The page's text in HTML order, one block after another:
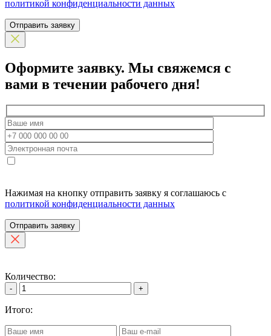
политикой конфиденциальности данных
Отправить заявку
Оформите заявку. Мы свяжемся с
вами в течении рабочего дня!
Нажимая на кнопку отправить заявку я соглашаюсь с
политикой конфиденциальности данных
Отправить заявку
Количество:
- +
Итого: